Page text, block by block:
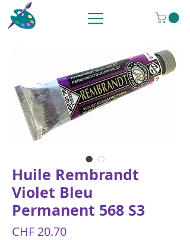
Huile Rembrandt
Violet Bleu
Permanent 568 S3
CHF 20.70Price